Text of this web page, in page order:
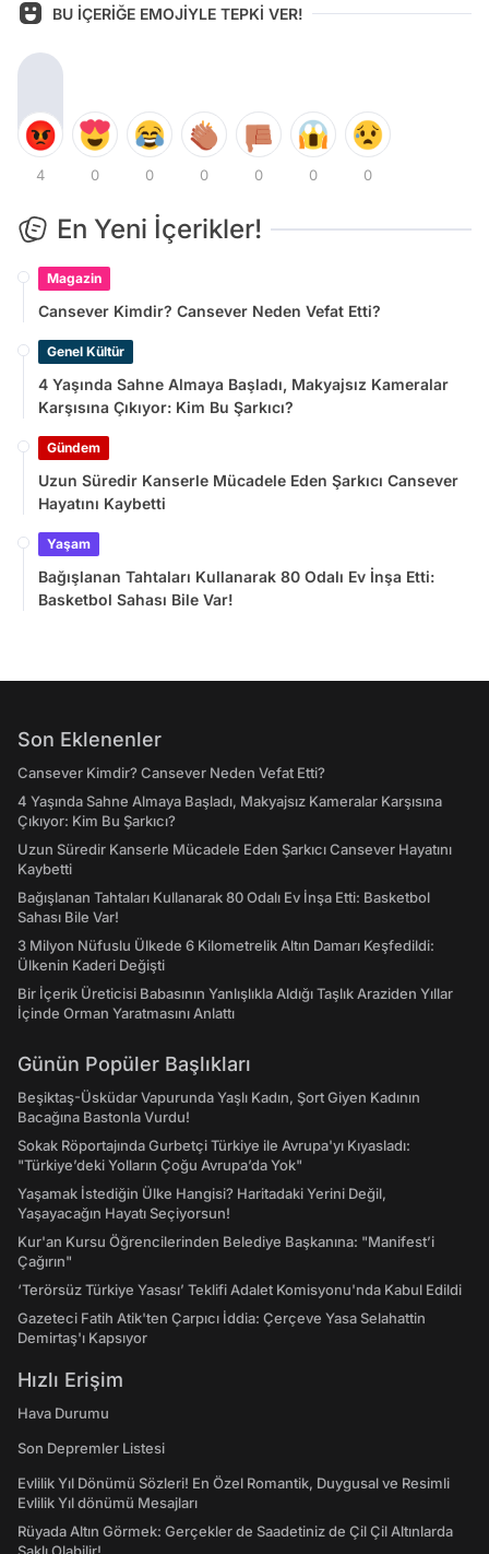
BU İÇERİĞE EMOJİYLE TEPKİ VER!
4 0 0 0 0 0 0
En Yeni İçerikler!
Magazin
Cansever Kimdir? Cansever Neden Vefat Etti?
Genel Kültür
4 Yaşında Sahne Almaya Başladı, Makyajsız Kameralar
Karşısına Çıkıyor: Kim Bu Şarkıcı?
Gündem
Uzun Süredir Kanserle Mücadele Eden Şarkıcı Cansever
Hayatını Kaybetti
Yaşam
Bağışlanan Tahtaları Kullanarak 80 Odalı Ev İnşa Etti:
Basketbol Sahası Bile Var!
Son Eklenenler
Cansever Kimdir? Cansever Neden Vefat Etti?
4 Yaşında Sahne Almaya Başladı, Makyajsız Kameralar Karşısına
Çıkıyor: Kim Bu Şarkıcı?
Uzun Süredir Kanserle Mücadele Eden Şarkıcı Cansever Hayatını
Kaybetti
Bağışlanan Tahtaları Kullanarak 80 Odalı Ev İnşa Etti: Basketbol
Sahası Bile Var!
3 Milyon Nüfuslu Ülkede 6 Kilometrelik Altın Damarı Keşfedildi:
Ülkenin Kaderi Değişti
Bir İçerik Üreticisi Babasının Yanlışlıkla Aldığı Taşlık Araziden Yıllar
İçinde Orman Yaratmasını Anlattı
Günün Popüler Başlıkları
Beşiktaş-Üsküdar Vapurunda Yaşlı Kadın, Şort Giyen Kadının
Bacağına Bastonla Vurdu!
Sokak Röportajında Gurbetçi Türkiye ile Avrupa'yı Kıyasladı:
"Türkiye’deki Yolların Çoğu Avrupa’da Yok"
Yaşamak İstediğin Ülke Hangisi? Haritadaki Yerini Değil,
Yaşayacağın Hayatı Seçiyorsun!
Kur'an Kursu Öğrencilerinden Belediye Başkanına: "Manifest’i
Çağırın"
‘Terörsüz Türkiye Yasası’ Teklifi Adalet Komisyonu'nda Kabul Edildi
Gazeteci Fatih Atik'ten Çarpıcı İddia: Çerçeve Yasa Selahattin
Demirtaş'ı Kapsıyor
Hızlı Erişim
Hava Durumu
Son Depremler Listesi
Evlilik Yıl Dönümü Sözleri! En Özel Romantik, Duygusal ve Resimli
Evlilik Yıl dönümü Mesajları
Rüyada Altın Görmek: Gerçekler de Saadetiniz de Çil Çil Altınlarda